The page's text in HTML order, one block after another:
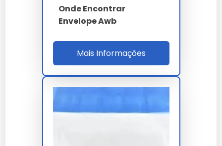
Onde Encontrar
Envelope Awb
Mais Informações